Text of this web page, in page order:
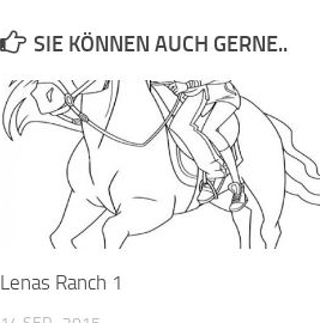
SIE KÖNNEN AUCH GERNE..
Lenas Ranch 1